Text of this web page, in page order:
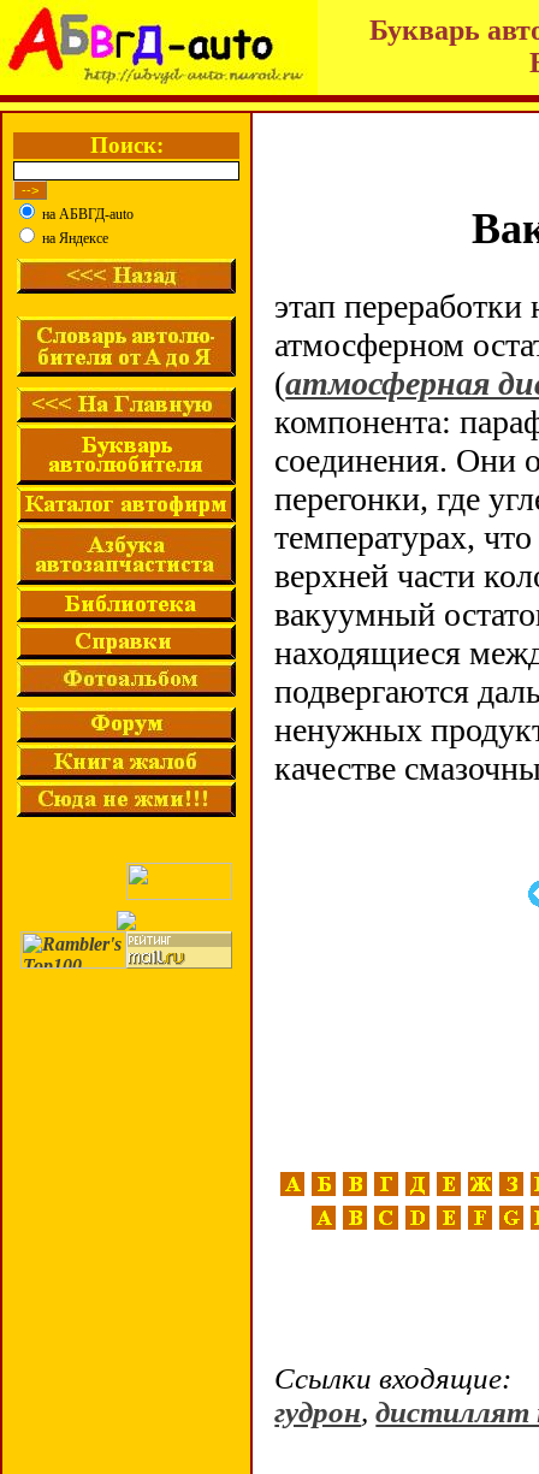
Букварь
Поиск:
на АБВГД-auto
на Яндексе
этап
атмосферном
(атмосферная
компонента:
соединения. Они
перегонки, где
температурах,
верхней части
вакуумный
находящиеся
подвергаются
ненужных
качестве
Ссылки входящие:
гудрон,дистиллят